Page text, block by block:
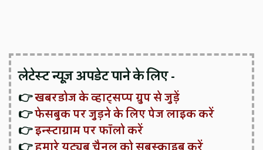
लेटेस्ट न्यूज़ अपडेट पाने के लिए -
👉खबरडोज के व्हाट्सप्प ग्रुप से जुड़ें
👉फेसबुक पर जुड़ने के लिए पेज लाइक करें
👉इन्स्टाग्राम पर फॉलो करें